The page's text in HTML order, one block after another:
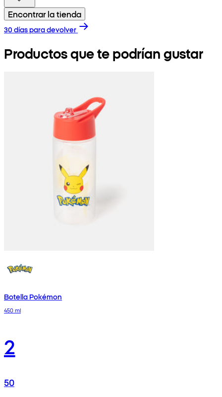
Encontrar la tienda
30 días para devolver
Productos que te podrían gustar
Botella Pokémon
450 ml
2
50